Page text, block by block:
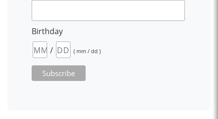
Birthday
/
( mm / dd )